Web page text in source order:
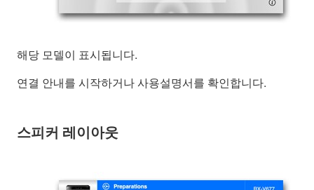
해당 모델이 표시됩니다.
연결 안내를 시작하거나 사용설명서를 확인합니다.
스피커 레이아웃